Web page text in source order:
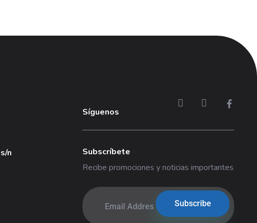
n
Síguenos
Subscríbete
Recibe promociones y noticias importantes